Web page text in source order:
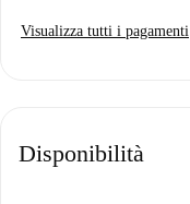
Visualizza tutti i pagamenti
Disponibilità